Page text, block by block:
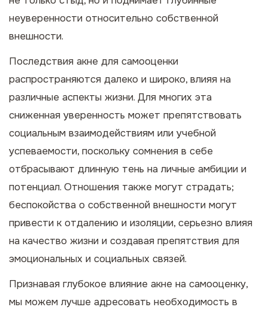
неуверенности относительно собственной
внешности.
Последствия акне для самооценки
распространяются далеко и широко, влияя на
различные аспекты жизни. Для многих эта
сниженная уверенность может препятствовать
социальным взаимодействиям или учебной
успеваемости, поскольку сомнения в себе
отбрасывают длинную тень на личные амбиции и
потенциал. Отношения также могут страдать;
беспокойства о собственной внешности могут
привести к отдалению и изоляции, серьезно влияя
на качество жизни и создавая препятствия для
эмоциональных и социальных связей.
Признавая глубокое влияние акне на самооценку,
мы можем лучше адресовать необходимость в